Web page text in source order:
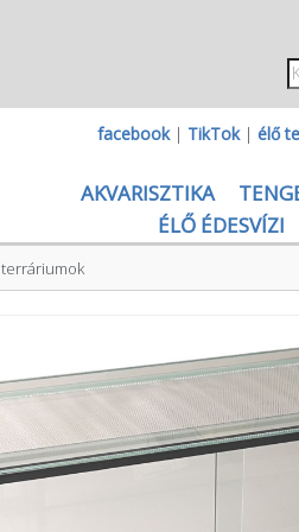
facebook| TikTok| élő
AKVARISZTIKA
ÉLŐ ÉDESVÍZI
terráriumok